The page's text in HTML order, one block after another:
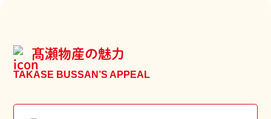
髙瀬物産の魅力
TAKASE BUSSAN’S APPEAL